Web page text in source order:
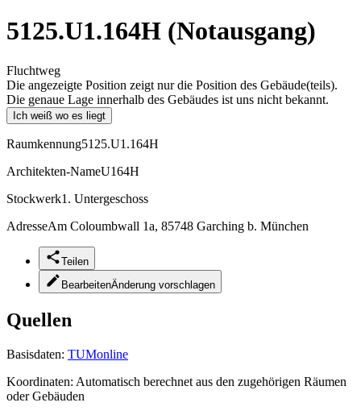
5125.U1.164H (Notausgang)
Fluchtweg
Die angezeigte Position zeigt nur die Position des Gebäude(teils).
Die genaue Lage innerhalb des Gebäudes ist uns nicht bekannt.
Ich weiß wo es liegt
Raumkennung5125.U1.164H
Architekten-NameU164H
Stockwerk1. Untergeschoss
AdresseAm Coloumbwall 1a, 85748 Garching b. München
Teilen
BearbeitenÄnderung vorschlagen
Quellen
Basisdaten: TUMonline
Koordinaten: Automatisch berechnet aus den zugehörigen Räumen
oder Gebäuden